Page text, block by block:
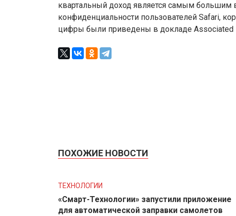
квартальный доход является самым большим
конфиденциальности пользователей Safari,
цифры были приведены в докладе Associated
ПОХОЖИЕ НОВОСТИ
ТЕХНОЛОГИИ
«Смарт-Технологии» запустили приложение
для автоматической заправки самолетов